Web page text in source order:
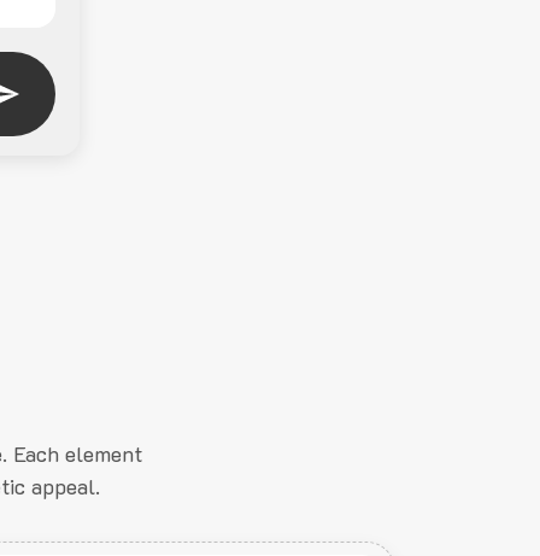
Each element
appeal.